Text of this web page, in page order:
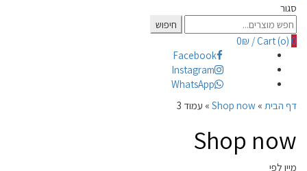
סגור
Search
for:
חיפוש
Cart (o) 0
/
0₪
Facebook
Instagram
WhatsApp
דף הבית »
Shop now
» עמוד 3
Shop now
מיין לפי